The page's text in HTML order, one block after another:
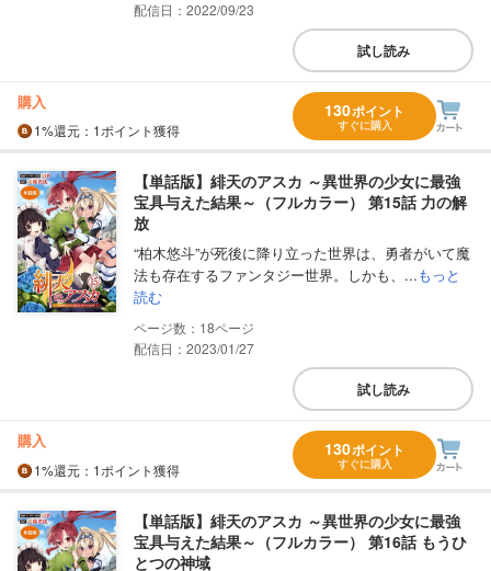
配信日：2022/09/23
試し読み
購入
1%還元 ：1ポイント獲得
130ポイント
すぐに購入
【単話版】緋天のアスカ ～異世界の少女に最強
宝具与えた結果～（フルカラー） 第15話 力の解
放
“柏木悠斗”が死後に降り立った世界は、勇者がいて魔
法も存在するファンタジー世界。しかも、...もっと
読む
18
配信日：2023/01/27
試し読み
購入
1%還元 ：1ポイント獲得
130ポイント
すぐに購入
【単話版】緋天のアスカ ～異世界の少女に最強
宝具与えた結果～（フルカラー） 第16話 もうひ
とつの神域